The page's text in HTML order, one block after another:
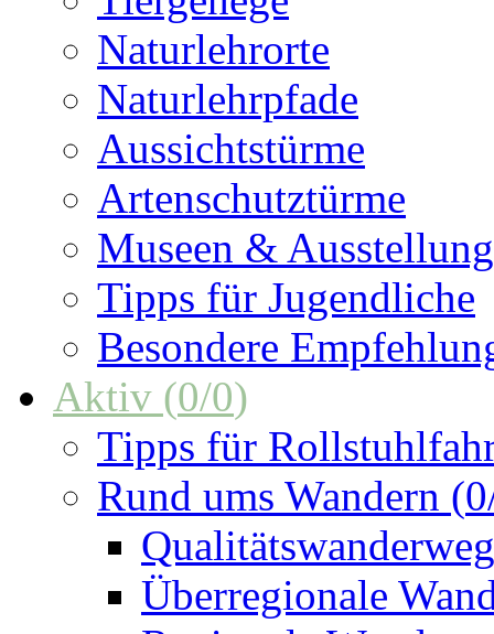
Naturlehrorte
Naturlehrpfade
Aussichtstürme
Artenschutztürme
Museen &
Tipps für Jugendliche
Besondere
Aktiv (0/0)
Tipps für
Rund ums Wandern (0
Überregionale